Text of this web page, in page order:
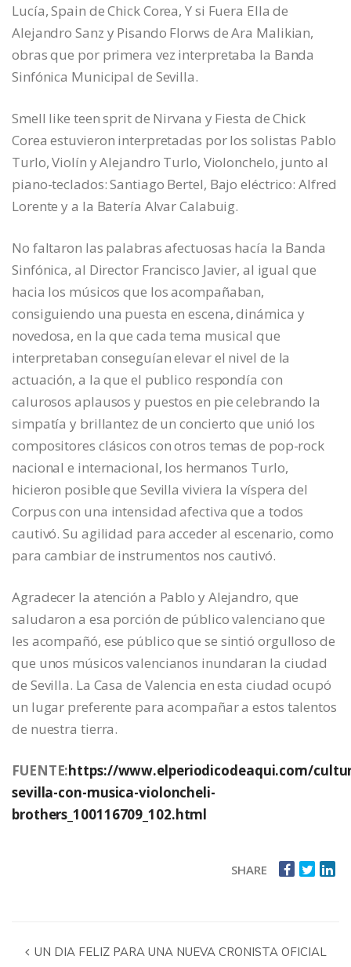
Lucía, Spain de Chick Corea, Y si Fuera Ella de
Alejandro Sanz y Pisando Florws de Ara Malikian,
obras que por primera vez interpretaba la Banda
Sinfónica Municipal de Sevilla.
Smell like teen sprit de Nirvana y Fiesta de Chick
Corea estuvieron interpretadas por los solistas Pablo
Turlo, Violín y Alejandro Turlo, Violonchelo, junto al
piano-teclados: Santiago Bertel, Bajo eléctrico: Alfred
Lorente y a la Batería Alvar Calabuig.
No faltaron las palabras afectuosas hacía la Banda
Sinfónica, al Director Francisco Javier, al igual que
hacia los músicos que los acompañaban,
consiguiendo una puesta en escena, dinámica y
novedosa, en la que cada tema musical que
interpretaban conseguían elevar el nivel de la
actuación, a la que el publico respondía con
calurosos aplausos y puestos en pie celebrando la
simpatía y brillantez de un concierto que unió los
compositores clásicos con otros temas de pop-rock
nacional e internacional, los hermanos Turlo,
hicieron posible que Sevilla viviera la víspera del
Corpus con una intensidad afectiva que a todos
cautivó. Su agilidad para acceder al escenario, como
para cambiar de instrumentos nos cautivó.
Agradecer la atención a Pablo y Alejandro, que
saludaron a esa porción de público valenciano que
les acompañó, ese público que se sintió orgulloso de
que unos músicos valencianos inundaran la ciudad
de Sevilla. La Casa de Valencia en esta ciudad ocupó
un lugar preferente para acompañar a estos talentos
de nuestra tierra.
FUENTE:https://www.elperiodicodeaqui.com/
sevilla-con-musica-violoncheli-
brothers_100116709_102.html
SHARE
UN DIA FELIZ PARA UNA NUEVA CRONISTA OFICIAL